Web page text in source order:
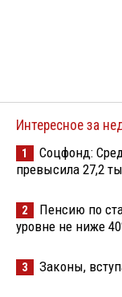
Интересное за
1
Соцфонд:
превысила 27,2
2
Пенсию по
уровне не ниже
3 Законы,